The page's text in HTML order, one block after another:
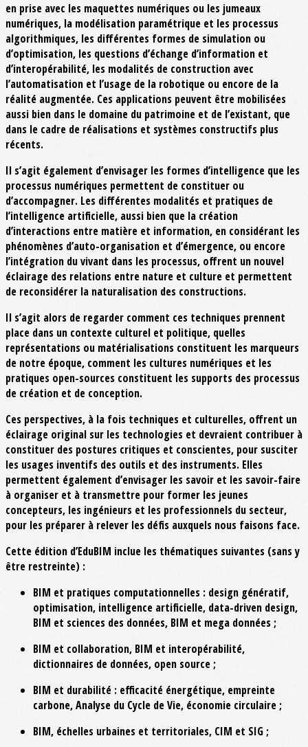
en prise avec les maquettes numériques ou les jumeaux
numériques, la modélisation paramétrique et les processus
algorithmiques, les différentes formes de simulation ou
d’optimisation, les questions d’échange d’information et
d’interopérabilité, les modalités de construction avec
l’automatisation et l’usage de la robotique ou encore de la
réalité augmentée. Ces applications peuvent être mobilisées
aussi bien dans le domaine du patrimoine et de l’existant, que
dans le cadre de réalisations et systèmes constructifs plus
récents.
Il s’agit également d’envisager les formes d’intelligence que les
processus numériques permettent de constituer ou
d’accompagner. Les différentes modalités et pratiques de
l’intelligence artificielle, aussi bien que la création
d’interactions entre matière et information, en considérant les
phénomènes d’auto-organisation et d’émergence, ou encore
l’intégration du vivant dans les processus, offrent un nouvel
éclairage des relations entre nature et culture et permettent
de reconsidérer la naturalisation des constructions.
Il s’agit alors de regarder comment ces techniques prennent
place dans un contexte culturel et politique, quelles
représentations ou matérialisations constituent les marqueurs
de notre époque, comment les cultures numériques et les
pratiques open-sources constituent les supports des processus
de création et de conception.
Ces perspectives, à la fois techniques et culturelles, offrent un
éclairage original sur les technologies et devraient contribuer à
constituer des postures critiques et conscientes, pour susciter
les usages inventifs des outils et des instruments. Elles
permettent également d’envisager les savoir et les savoir-faire
à organiser et à transmettre pour former les jeunes
concepteurs, les ingénieurs et les professionnels du secteur,
pour les préparer à relever les défis auxquels nous faisons face.
Cette édition d’EduBIM inclue les thématiques suivantes (sans y
être restreinte) :
BIM et pratiques computationnelles : design génératif,
optimisation, intelligence artificielle, data-driven design,
BIM et sciences des données, BIM et mega données ;
BIM et collaboration, BIM et interopérabilité,
dictionnaires de données, open source ;
BIM et durabilité : efficacité énergétique, empreinte
carbone, Analyse du Cycle de Vie, économie circulaire ;
BIM, échelles urbaines et territoriales, CIM et SIG ;